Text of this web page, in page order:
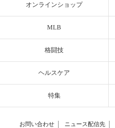
オンラインショップ
MLB
格闘技
ヘルスケア
特集
お問い合わせ ニュース配信先